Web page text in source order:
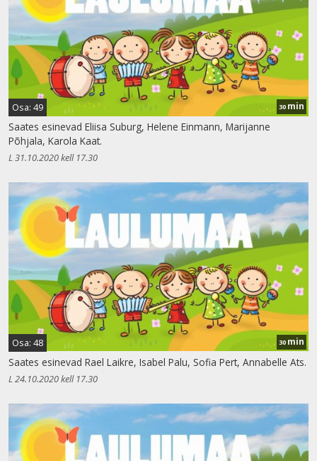
Osa: 49 30 min
Saates esinevad Eliisa Suburg, Helene Einmann, Marijanne
Põhjala, Karola Kaat.
L 31.10.2020 kell 17.30
Osa: 48 30 min
Saates esinevad Rael Laikre, Isabel Palu, Sofia Pert, Annabelle Ats.
L 24.10.2020 kell 17.30